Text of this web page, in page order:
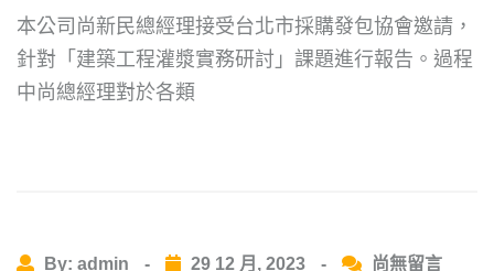
本公司尚新民總經理接受台北市採購發包協會邀請，
針對「建築工程灌漿實務研討」課題進行報告。過程
中尚總經理對於各類
By: admin - 29 12 月, 2023 - 尚無留言